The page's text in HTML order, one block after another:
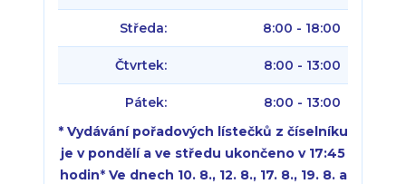
Středa: 8:00 - 18:00
Čtvrtek: 8:00 - 13:00
Pátek:
8:00 - 13:00
* Vydávání pořadových lístečků z číselníku
je v pondělí a ve středu ukončeno v 17:45
hodin* Ve dnech 10. 8., 12. 8., 17. 8., 19. 8. a